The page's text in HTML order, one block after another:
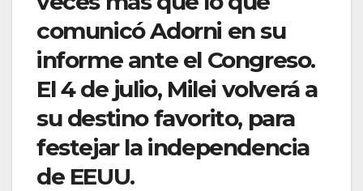
comunicó Adorni en su
informe ante el Congreso.
El 4 de julio, Milei volverá a
su destino favorito, para
festejar la independencia
de EEUU.